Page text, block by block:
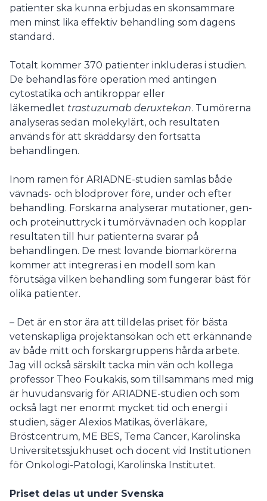
patienter ska kunna erbjudas en skonsammare
men minst lika effektiv behandling som dagens
standard.
Totalt kommer 370 patienter inkluderas i studien.
De behandlas före operation med antingen
cytostatika och antikroppar eller
läkemedlet trastuzumab deruxtekan. Tumörerna
analyseras sedan molekylärt, och resultaten
används för att skräddarsy den fortsatta
behandlingen.
Inom ramen för ARIADNE-studien samlas både
vävnads- och blodprover före, under och efter
behandling. Forskarna analyserar mutationer, gen-
och proteinuttryck i tumörvävnaden och kopplar
resultaten till hur patienterna svarar på
behandlingen. De mest lovande biomarkörerna
kommer att integreras i en modell som kan
förutsäga vilken behandling som fungerar bäst för
olika patienter.
– Det är en stor ära att tilldelas priset för bästa
vetenskapliga projektansökan och ett erkännande
av både mitt och forskargruppens hårda arbete.
Jag vill också särskilt tacka min vän och kollega
professor Theo Foukakis, som tillsammans med mig
är huvudansvarig för ARIADNE-studien och som
också lagt ner enormt mycket tid och energi i
studien, säger Alexios Matikas, överläkare,
Bröstcentrum, ME BES, Tema Cancer, Karolinska
Universitetssjukhuset och docent vid Institutionen
för Onkologi-Patologi, Karolinska Institutet.
Priset delas ut under Svenska